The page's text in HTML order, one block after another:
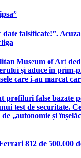
falsificate!”.
Museum of Art
și aduce în prim-
care i-au marcat
profiluri false bazate
test de securitate.
de „autonomie și
812 de 500.000